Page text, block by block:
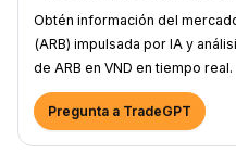
Obtén información del
(ARB) impulsada por IA y
de ARB en VND en tiempo real.
Pregunta a TradeGPT